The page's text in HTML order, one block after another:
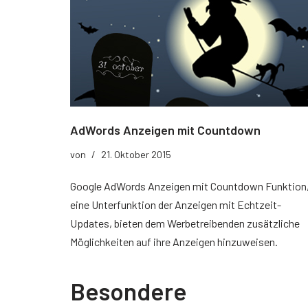
Rezension
Teilnehmerbericht 1
Top Ten Tipps
Top Ten Tipps für Google Ads
Top Ten Tipps für Google Analytics
Top Ten Tipps für My Business
Nützliche Tools
Glossar
AdWords Anzeigen mit Countdown
von 21. Oktober 2015
Google AdWords Anzeigen mit Countdown
eine Unterfunktion der Anzeigen mit Echtzeit-
Updates, bieten dem Werbetreibenden zusätzliche
Möglichkeiten auf ihre Anzeigen hinzuweisen.
Besondere